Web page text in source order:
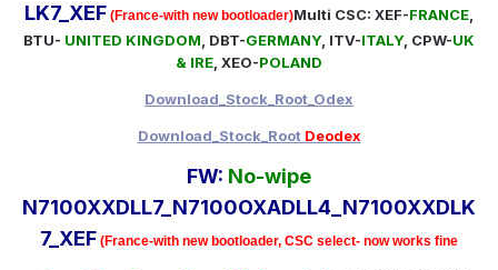
LK7_XEF (France-with new bootloader)Multi CSC: XEF-FRANCE,
BTU- UNITED KINGDOM, DBT-GERMANY, ITV-ITALY, CPW-UK
& IRE, XEO-POLAND
Download_Stock_Root_Odex
Download_Stock_Root Deodex
FW: No-wipe
N7100XXDLL7_N7100OXADLL4_N7100XXDLK
7_XEF (France-with new bootloader, CSC select- now works fine